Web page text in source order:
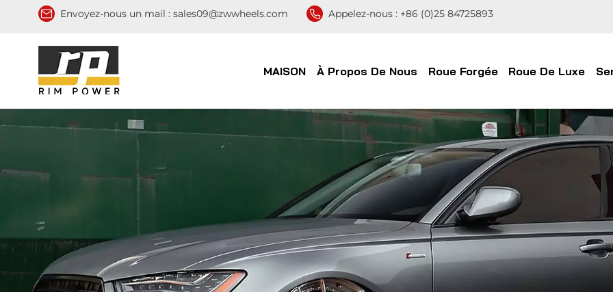
Envoyez-nous un mail : sales09@zwwheels.com Appelez-nous : +86 (0)25 84725893
MAISON À Propos De Nous Roue Forgée Roue De Luxe